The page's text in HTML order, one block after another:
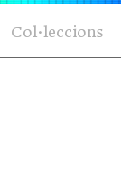
Col·leccions